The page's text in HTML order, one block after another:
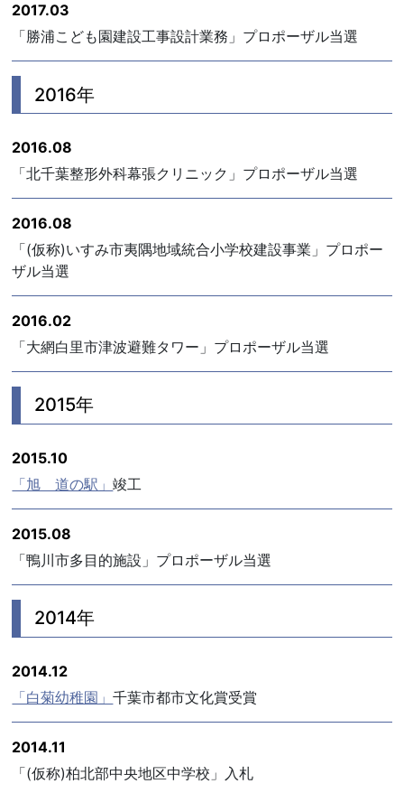
2017.03
「勝浦こども園建設工事設計業務」プロポーザル当選
2016年
2016.08
「北千葉整形外科幕張クリニック」プロポーザル当選
2016.08
「(仮称)いすみ市夷隅地域統合小学校建設事業」プロポー
ザル当選
2016.02
「大網白里市津波避難タワー」プロポーザル当選
2015年
2015.10
「旭 道の駅」竣工
2015.08
「鴨川市多目的施設」プロポーザル当選
2014年
2014.12
「白菊幼稚園」千葉市都市文化賞受賞
2014.11
「(仮称)柏北部中央地区中学校」入札